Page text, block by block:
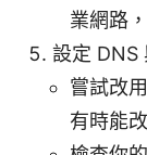
業網路
設定 DNS
嘗試改
有時能